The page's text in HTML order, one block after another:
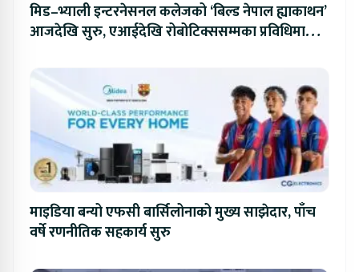
मिड–भ्याली इन्टरनेसनल कलेजको ‘बिल्ड नेपाल ह्याकाथन’
आजदेखि सुरु, एआईदेखि रोबोटिक्ससम्मका प्रविधिमा
माइडिया बन्यो एफसी बार्सिलोनाको मुख्य साझेदार, पाँच
वर्षे रणनीतिक सहकार्य सुरु